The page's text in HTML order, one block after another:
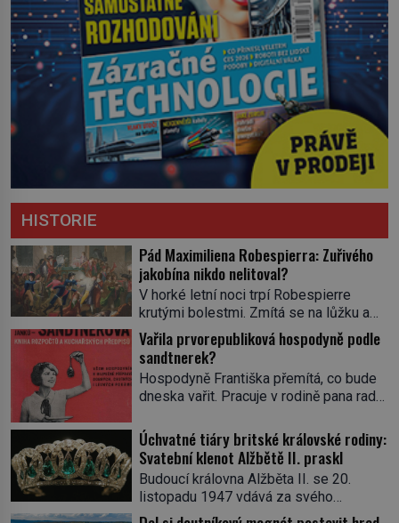
HISTORIE
Pád Maximiliena Robespierra: Zuřivého
jakobína nikdo nelitoval?
V horké letní noci trpí Robespierre
krutými bolestmi. Zmítá se na lůžku a
hlavou mu víří kolotoč myšlenek. Když
se probere z mdlob, vzpomene si na
jednu z pařížských jasnovidek, kterou
před lety navštívil. Prorokovala mu
tragický osud. Tehdy se jí vysmál.
prohlásil o něm jiný významný
francouzský revolucionář, Honoré de
Mirabeau […]
Vařila prvorepubliková hospodyně podle
sandtnerek?
Hospodyně Františka přemítá, co bude
dneska vařit. Pracuje v rodině pana rady
rychle v jedné ze „sandtnerek“.
„Zaplaťpánbůh, že už nemusíme chodit
s lístky,“ povzdechne si směrem ke
služce, kterou má v kuchyni k ruce.
Ještě v prvních letech nové republiky
Úchvatné tiáry britské královské rodiny:
Svatební klenot Alžbětě II. praskl
Budoucí královna Alžběta II. se 20.
listopadu 1947 vdává za svého
vyvoleného Filipa Mountbattena. Aby